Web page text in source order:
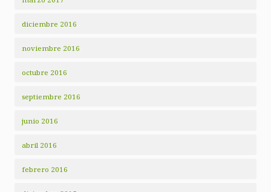
diciembre 2016
noviembre 2016
octubre 2016
septiembre 2016
junio 2016
abril 2016
febrero 2016